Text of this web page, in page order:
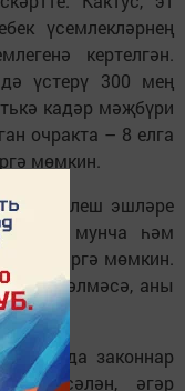
үсемлекләрнең
кертелгән.
үстерү 300 мең
кадәр мәҗбүри
очракта – 8 елга
мөмкин.
төзелеш эшләре
мунча һәм
итәргә мөмкин.
теркәлмәсә, аны
да законнар
Мәсәлән, әгәр